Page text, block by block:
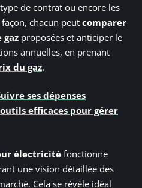
de contrat ou encore les
façon, chacun peut comparer
gaz proposées et anticiper le
annuelles, en prenant
du gaz.
ses dépenses
efficaces pour gérer
électricitéfonctionne
une vision détaillée des
Cela se révèle idéal